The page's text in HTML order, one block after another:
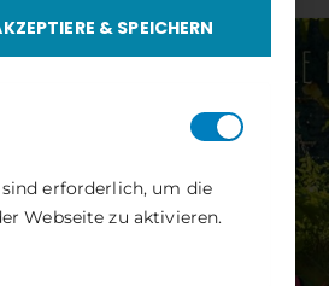
& SPEICHERN
erforderlich, um die
Webseite zu aktivieren.